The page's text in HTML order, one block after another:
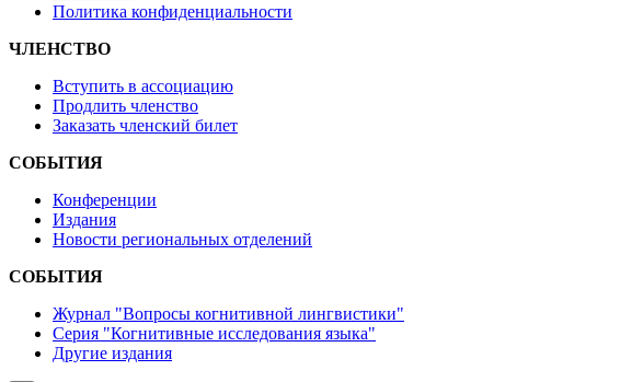
Политика конфиденциальности
ЧЛЕНСТВО
Вступить в ассоциацию
Продлить членство
Заказать членский билет
СОБЫТИЯ
Конференции
Издания
Новости региональных отделений
СОБЫТИЯ
Журнал "Вопросы когнитивной лингвистики"
Серия "Когнитивные исследования языка"
Другие издания